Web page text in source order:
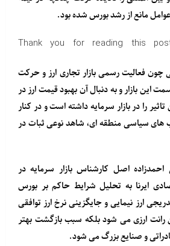
مانع از رشد بورس شده بود.
Thank you for reading this
چون فعالیت رسمی بازار تجاری ارز و حرکت
این بازار و به دنبال آن بهبود قیمت ارز در
را در بازار سرمایه داشته است و در کنار
های سیاسی منطقه ای، شاهد نوعی ثبات در
اصل کارشناس بازار سرمایهدر
ایرنا به تحلیل شرایط حاکم بر بورس
ارز نیمایی و جایگزینی نرخ ارز توافقی
رانت ارزی می شود بلکه سبب بازگشت بهتر
و صنایع بزرگ می شود.